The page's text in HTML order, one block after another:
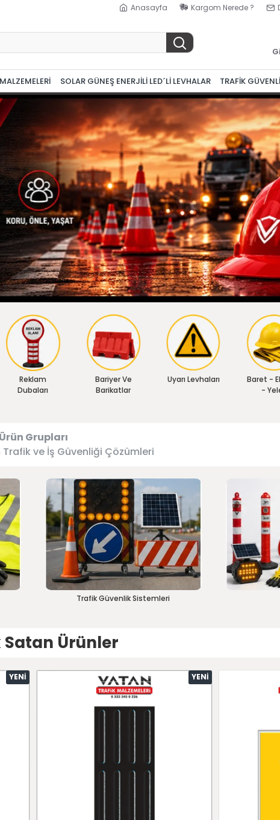
Anasayfa Kargom Nerede ?
SOLAR GÜNEŞ ENERJİLİ LED´Lİ LEVHALAR TRAFİK
Reklam
Dubaları
Bariyer Ve
Barikatlar
Uyarı Levhaları
Baret -
-
Ürün Grupları
Trafik ve İş Güvenliği Çözümleri
Trafik Güvenlik Sistemleri
Satan Ürünler
YENI YENI